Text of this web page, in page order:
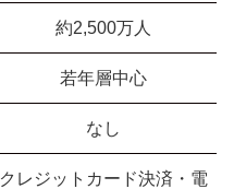
約2,500万人
若年層中心
なし
クレジットカード決済・電